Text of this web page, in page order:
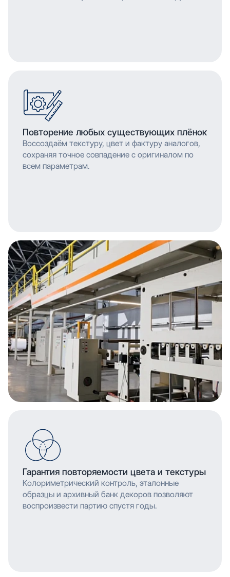
Повторение любых существующих плёнок
Воссоздаём текстуру, цвет и фактуру аналогов,
сохраняя точное совпадение с оригиналом по
всем параметрам.
Гарантия повторяемости цвета и текстуры
Колориметрический контроль, эталонные
образцы и архивный банк декоров позволяют
воспроизвести партию спустя годы.